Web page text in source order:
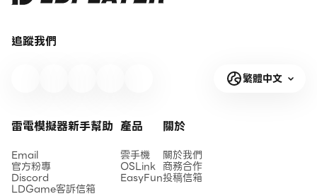
追蹤我們
繁體中文
雷電模擬器新手幫助
Email
官方粉專
Discord
LDGame客訴信箱
產品
雲手機
OSLink
EasyFun
關於
關於我們
商務合作
投稿信箱